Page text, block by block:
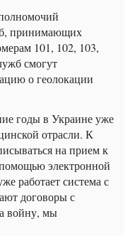
принимающих
101, 102, 103,
смогут
о геолокации
годы в Украине уже
отрасли. К
на прием к
электронной
работает система с
договоры с
войну, мы